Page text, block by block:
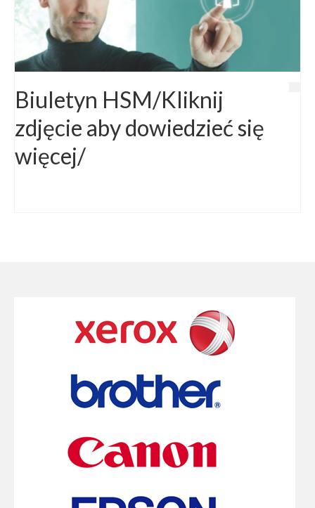
Biuletyn HSM/Kliknij
zdjęcie aby dowiedzieć się
więcej/